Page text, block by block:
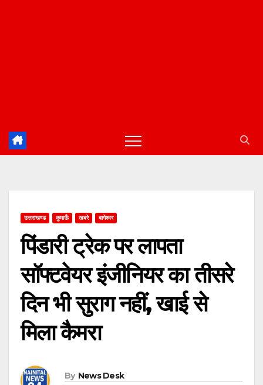
उत्तराखण्ड कुमाऊँ खबरे बागेश्वर
पिंडारी ट्रेक पर लापता
सॉफ्टवेयर इंजीनियर का तीसरे
दिन भी सुराग नहीं, खाई से
मिला कैमरा
By News Desk